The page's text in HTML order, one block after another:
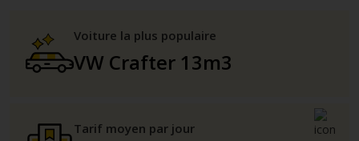
Voiture la plus populaire
VW Crafter 13m3
Tarif moyen par jour